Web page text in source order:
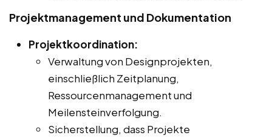
Projektmanagement und Dokumentation
Projektkoordination:
Verwaltung von Designprojekten,
einschließlich Zeitplanung,
Ressourcenmanagement und
Meilensteinverfolgung.
Sicherstellung, dass Projekte